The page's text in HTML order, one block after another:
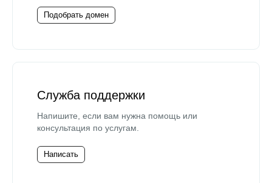
Подобрать домен
Служба поддержки
Напишите, если вам нужна помощь или
консультация по услугам.
Написать